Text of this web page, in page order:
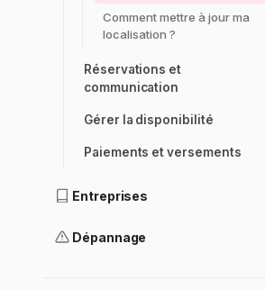
Comment mettre à jour ma
localisation ?
Réservations et
communication
Gérer la disponibilité
Paiements et versements
Entreprises
Dépannage